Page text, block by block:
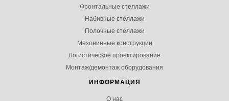
Фронтальные стеллажи
Набивные стеллажи
Полочные стеллажи
Мезонинные конструкции
Логистическое проектирование
Монтаж/демонтаж оборудования
ИНФОРМАЦИЯ
О нас